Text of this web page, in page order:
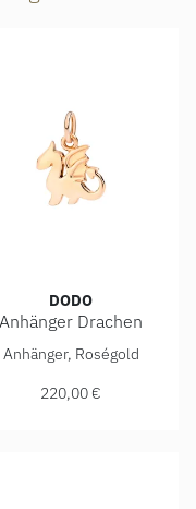
DOLPS-0009R,
DODO
Anhänger Drachen
Anhänger Drachen,
Anhänger, Roségold
220,00 €